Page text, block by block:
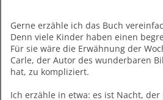
Gerne erzähle ich das Buch
Denn viele Kinder haben einen
Für sie wäre die Erwähnung der
Carle, der Autor des wunderbaren
hat, zu kompliziert.
Ich erzähle in etwa: es ist Nacht,